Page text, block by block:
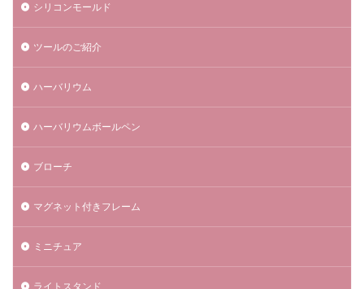
シリコンモールド
ツールのご紹介
ハーバリウム
ハーバリウムボールペン
ブローチ
マグネット付きフレーム
ミニチュア
ライトスタンド